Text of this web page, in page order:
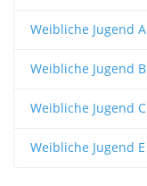
Weibliche Jugend A
Weibliche Jugend B
Weibliche Jugend C
Weibliche Jugend E